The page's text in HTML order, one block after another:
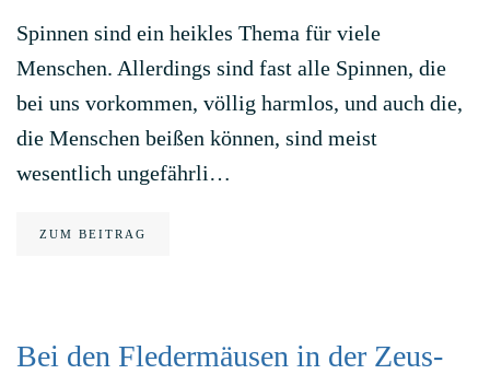
Spinnen sind ein heikles Thema für viele
Menschen. Allerdings sind fast alle Spinnen, die
bei uns vorkommen, völlig harmlos, und auch die,
die Menschen beißen können, sind meist
wesentlich ungefährli…
ZUM BEITRAG
Bei den Fledermäusen in der Zeus-